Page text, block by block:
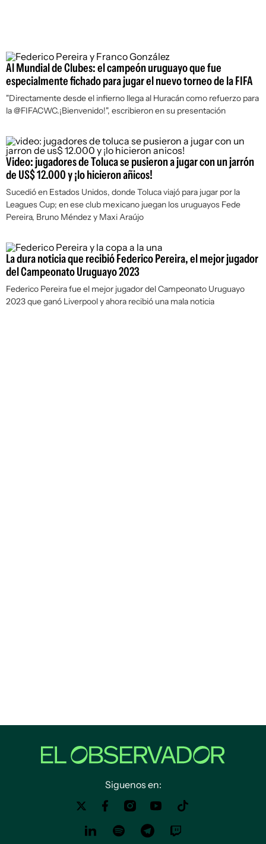
Al Mundial de Clubes: el campeón uruguayo que fue
especialmente fichado para jugar el nuevo torneo de la FIFA
"Directamente desde el infierno llega al Huracán como refuerzo para
la @FIFACWC.¡Bienvenido!", escribieron en su presentación
Video: jugadores de Toluca se pusieron a jugar con un jarrón
de US$ 12.000 y ¡lo hicieron añicos!
Sucedió en Estados Unidos, donde Toluca viajó para jugar por la
Leagues Cup; en ese club mexicano juegan los uruguayos Fede
Pereira, Bruno Méndez y Maxi Araújo
La dura noticia que recibió Federico Pereira, el mejor jugador
del Campeonato Uruguayo 2023
Federico Pereira fue el mejor jugador del Campeonato Uruguayo
2023 que ganó Liverpool y ahora recibió una mala noticia
Siguenos en: